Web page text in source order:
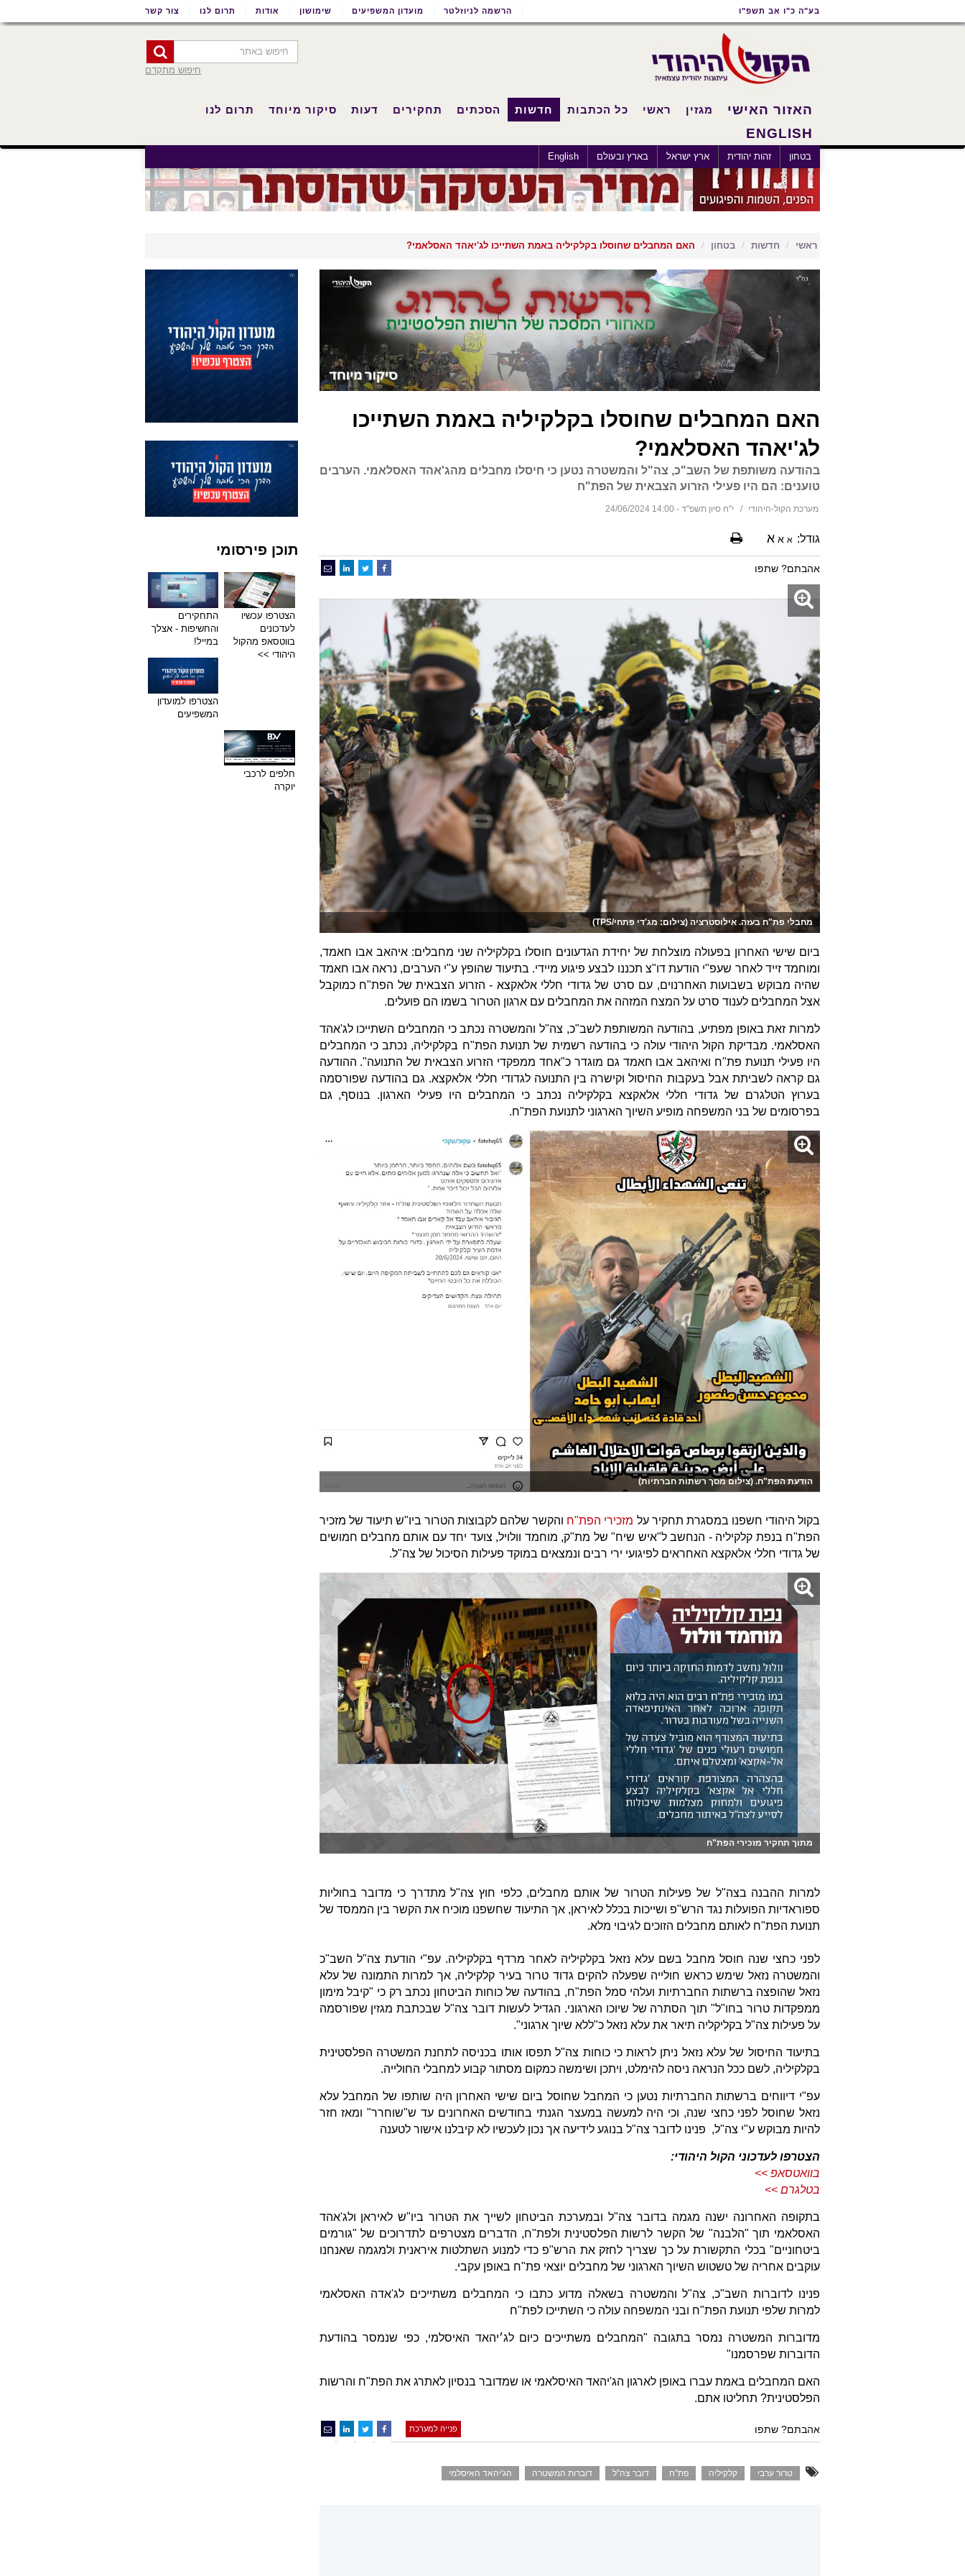
נגישות
ראשי
ראשי
בע"ה כ"ו אב תשפ"ו הרשמה לניוזלטר מועדון המשפיעים שימושון אודות תרום לנו צור קשר
חיפוש מתקדם
האזור האישי מגזין ראשי כל הכתבות חדשות
בטחון זהות יהודית ארץ ישראל בארץ ובעולם English
הסכתים תחקירים דעות סיקור מיוחד תרום לנו
ENGLISH
ראשי חדשות בטחון האם המחבלים שחוסלו בקלקיליה באמת השתייכו לג'יאהד האסלאמי?
האם המחבלים שחוסלו בקלקיליה באמת השתייכו
לג'יאהד האסלאמי?
בהודעה משותפת של השב"כ, צה"ל והמשטרה נטען כי חיסלו מחבלים מהג'אהד האסלאמי. הערבים
טוענים: הם היו פעילי הזרוע הצבאית של הפת"ח
מערכת הקול-היהודי י"ח סיון תשפ"ד - 14:00 24/06/2024
גודל: א א א
אהבתם? שתפו
מחבלי פת"ח בעזה. אילוסטרציה (צילום: מג'די פתחי/TPS)
ביום שישי האחרון בפעולה מוצלחת של יחידת הגדעונים חוסלו בקלקיליה שני מחבלים: איהאב אבו חאמד,
ומוחמד זייד לאחר שעפ"י הודעת דו"צ תכננו לבצע פיגוע מיידי. בתיעוד שהופץ ע"י הערבים, נראה אבו חאמד
שהיה מבוקש בשבועות האחרנוים, עם סרט של גדודי חללי אלאקצא - הזרוע הצבאית של הפת"ח כמוקבל
אצל המחבלים לענוד סרט על המצח המזהה את המחבלים עם ארגון הטרור בשמו הם פועלים.
למרות זאת באופן מפתיע, בהודעה המשותפת לשב"כ, צה"ל והמשטרה נכתב כי המחבלים השתייכו לג'אהד
האסלאמי. מבדיקת הקול היהודי עולה כי בהודעה רשמית של תנועת הפת"ח בקלקיליה, נכתב כי המחבלים
היו פעילי תנועת פת"ח ואיהאב אבו חאמד גם מוגדר כ"אחד ממפקדי הזרוע הצבאית של התנועה". ההודעה
גם קראה לשביתת אבל בעקבות החיסול וקישרה בין התנועה לגדודי חללי אלאקצא. גם בהודעה שפורסמה
בערוץ הטלגרם של גדודי חללי אלאקצא בקלקיליה נכתב כי המחבלים היו פעילי הארגון. בנוסף, גם
בפרסומים של בני המשפחה מופיע השיוך הארגוני לתנועת הפת"ח.
הודעת הפת"ח. (צילום מסך רשתות חברתיות)
בקול היהודי חשפנו במסגרת תחקיר על מזכירי הפת"ח והקשר שלהם לקבוצות הטרור ביו"ש תיעוד של מזכיר
הפת"ח בנפת קלקיליה - הנחשב ל"איש שיח" של מת"ק, מוחמד וולויל, צועד יחד עם אותם מחבלים חמושים
של גדודי חללי אלאקצא האחראים לפיגועי ירי רבים ונמצאים במוקד פעילות הסיכול של צה"ל.
מתוך תחקיר מזכירי הפת"ח
למרות ההבנה בצה"ל של פעילות הטרור של אותם מחבלים, כלפי חוץ צה"ל מתדרך כי מדובר בחוליות
ספוראדיות הפועלות נגד הרש"פ ושייכות בכלל לאיראן, אך התיעוד שחשפנו מוכיח את הקשר בין הממסד של
תנועת הפת"ח לאותם מחבלים הזוכים לגיבוי מלא.
לפני כחצי שנה חוסל מחבל בשם עלא נזאל בקלקיליה לאחר מרדף בקלקיליה. עפ"י הודעת צה"ל השב"כ
והמשטרה נזאל שימש כראש חולייה שפעלה להקים גדוד טרור בעיר קלקיליה, אך למרות התמונה של עלא
נזאל שהופצה ברשתות החברתיות ועלהי סמל הפת"ח, בהודעה של כוחות הביטחון נכתב רק כי "קיבל מימון
ממפקדות טרור בחו"ל" תוך הסתרה של שיוכו הארגוני. הגדיל לעשות דובר צה"ל שבכתבת מגזין שפורסמה
על פעילות צה"ל בקליקליה תיאר את עלא נזאל כ"ללא שיוך ארגוני".
בתיעוד החיסול של עלא נזאל ניתן לראות כי כוחות צה"ל תפסו אותו בכניסה לתחנת המשטרה הפלסטינית
בקלקיליה, לשם ככל הנראה ניסה להימלט, ויתכן ושימשה כמקום מסתור קבוע למחבלי החולייה.
עפ"י דיווחים ברשתות החברתיות נטען כי המחבל שחוסל ביום שישי האחרון היה שותפו של המחבל עלא
נזאל שחוסל לפני כחצי שנה, וכי היה למעשה במעצר הגנתי בחודשים האחרונים עד ש"שוחרר" ומאז חזר
להיות מבוקש ע"י צה"ל, פנינו לדובר צה"ל בנוגע לידיעה אך נכון לעכשיו לא קיבלנו אישור לטענה
הצטרפו לעדכוני הקול היהודי:
בוואטסאפ >>
בטלגרם >>
בתקופה האחרונה ישנה מגמה בדובר צה"ל ובמערכת הביטחון לשייך את הטרור ביו"ש לאיראן ולג'אהד
האסלאמי תוך "הלבנה" של הקשר לרשות הפלסטינית ולפת"ח, הדברים מצטרפים לתדרוכים של "גורמים
ביטחוניים" בכלי התקשורת על כך שצריך לחזק את הרש"פ כדי למנוע השתלטות איראנית ולמגמה שאנחנו
עוקבים אחריה של טשטוש השיוך הארגוני של מחבלים יוצאי פת"ח באופן עקבי.
פנינו לדוברות השב"כ, צה"ל והמשטרה בשאלה מדוע כתבו כי המחבלים משתייכים לג'אדה האסלאמי
למרות שלפי תנועת הפת"ח ובני המשפחה עולה כי השתייכו לפת"ח
מדוברות המשטרה נמסר בתגובה "המחבלים משתייכים כיום לג׳יהאד האיסלמי, כפי שנמסר בהודעת
הדוברות שפרסמנו"
האם המחבלים באמת עברו באופן לארגון הג'יהאד האיסלאמי או שמדובר בנסיון לאתרג את הפת"ח והרשות
הפלסטינית? תחליטו אתם.
אהבתם? שתפו פנייה למערכת
טרור ערבי קלקיליה פת"ח דובר צה"ל דוברות המשטרה הג'יהאד האיסלמי
תוכן פירסומי
הצטרפו עכשיו
לעדכונים
בווטסאפ מהקול
היהודי >>
התחקירים
והחשיפות - אצלך
במייל!
הצטרפו למועדון
המשפיעים
חלפים לרכבי
יוקרה